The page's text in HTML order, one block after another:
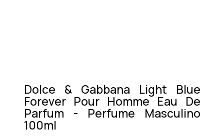
Dolce & Gabbana Light Blue
Forever Pour Homme Eau De
Parfum - Perfume Masculino
100ml